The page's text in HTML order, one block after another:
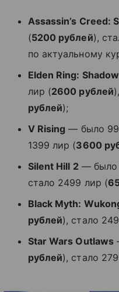
Assassin’s Creed:
(5200 рублей),
по актуальному
Elden Ring:
лир (2600 рублей
рублей);
V Rising — было
1399 лир (3600
Silent Hill 2— было
стало 2499 лир (
Black Myth:
рублей), стало
Star Wars Outlaws
рублей), стало